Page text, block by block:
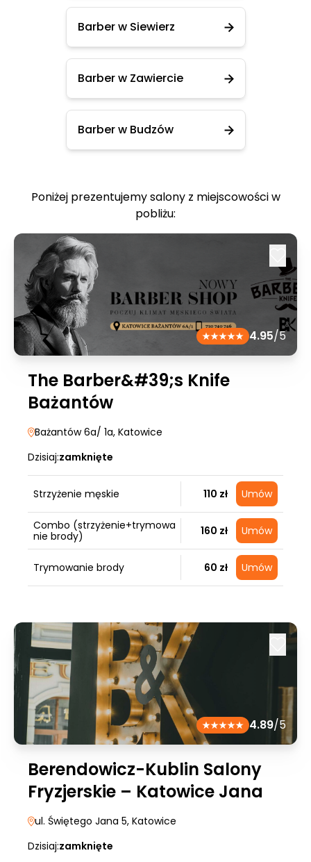
Barber w Siewierz
Barber w Zawiercie
Barber w Budzów
Poniżej prezentujemy salony z miejscowości w
pobliżu:
4.95/5
The Barber&#39;s Knife
Bażantów
Bażantów 6a/ 1a, Katowice
Dzisiaj:zamknięte
Strzyżenie męskie 110 zł Umów
Combo (strzyżenie+trymowa
nie brody)
160 zł Umów
Trymowanie brody 60 zł Umów
4.89/5
Berendowicz-Kublin Salony
Fryzjerskie – Katowice Jana
ul. Świętego Jana 5, Katowice
Dzisiaj:zamknięte